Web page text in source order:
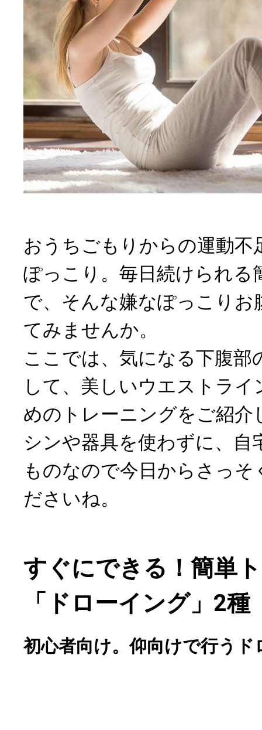
おうちごもりからの運動不
ぽっこり。毎日続けられる
で、そんな嫌なぽっこりお
てみませんか。
ここでは、気になる下腹部
して、美しいウエストラ
めのトレーニングをご紹介
シンや器具を使わずに、自
ものなので今日からさっ
ださいね。
すぐにできる！簡単
「ドローイング」2種
初心者向け。仰向けで行うド